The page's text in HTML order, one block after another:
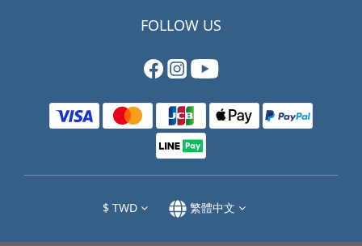
FOLLOW US
$ TWD 繁體中文